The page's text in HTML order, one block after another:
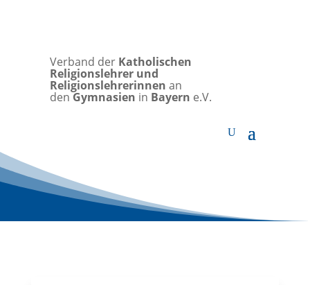
Verband der Katholischen
Religionslehrer und
Religionslehrerinnen an
denGymnasien in Bayern e.V.